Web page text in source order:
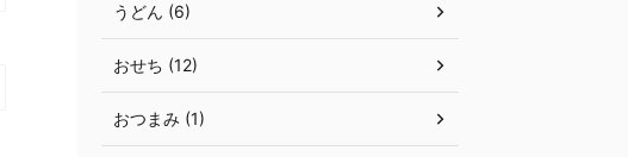
うどん (6)
おせち (12)
おつまみ (1)